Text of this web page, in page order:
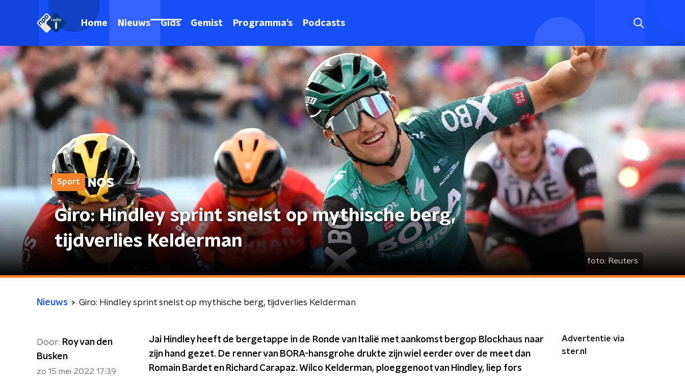
Home Nieuws Gids Gemist Programma's Podcasts
Sport
Giro: Hindley sprint snelst op mythische berg,
tijdverlies Kelderman
foto: Reuters
Nieuws Giro: Hindley sprint snelst op mythische berg, tijdverlies Kelderman
Door: Roy van den
Busken
zo 15 mei 2022 17:39
Jai Hindley heeft de bergetappe in de Ronde van Italië met aankomst bergop Blockhaus naar
zijn hand gezet. De renner van BORA-hansgrohe drukte zijn wiel eerder over de meet dan
Romain Bardet en Richard Carapaz. Wilco Kelderman, ploeggenoot van Hindley, liep fors
Advertentie via
ster.nl